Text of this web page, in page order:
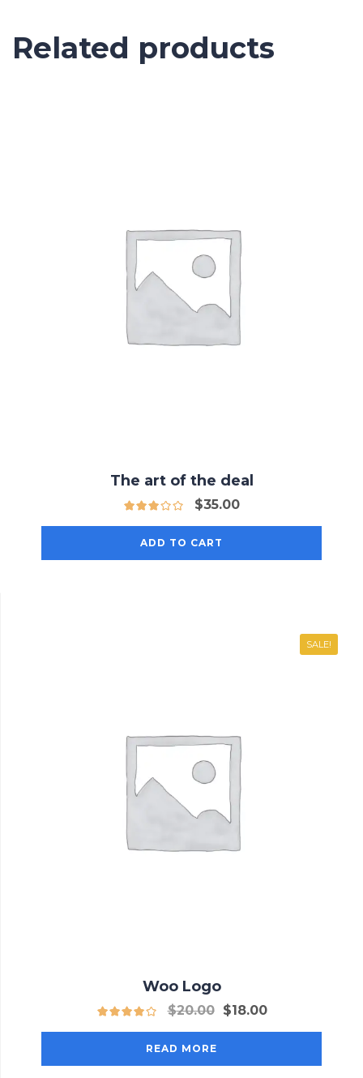
Related products
The art of the deal
$35.00
ADD TO CART
SALE!
Woo Logo
$20.00
Original
$20.00.
$18.00Current
$18.00.
READ MORE